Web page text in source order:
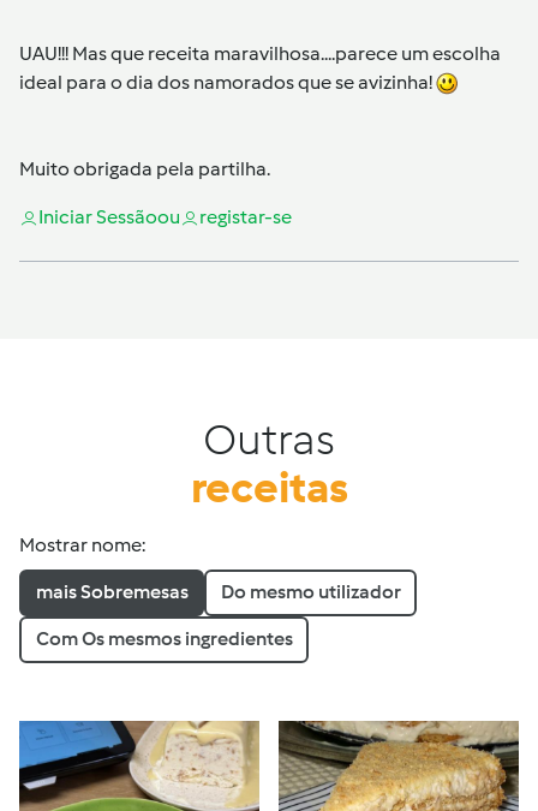
UAU!!! Mas que receita maravilhosa....parece um escolha
ideal para o dia dos namorados que se avizinha!
Muito obrigada pela partilha.
Iniciar Sessãoou registar-se
Outras
receitas
Mostrar nome:
mais Sobremesas Do mesmo utilizador
Com Os mesmos ingredientes